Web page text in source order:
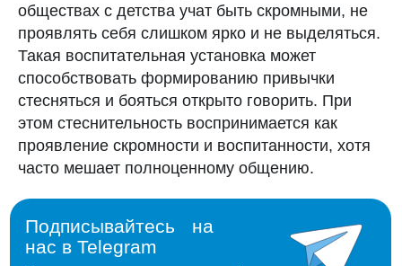
обществах с детства учат быть скромными, не
проявлять себя слишком ярко и не выделяться.
Такая воспитательная установка может
способствовать формированию привычки
стесняться и бояться открыто говорить. При
этом стеснительность воспринимается как
проявление скромности и воспитанности, хотя
часто мешает полноценному общению.